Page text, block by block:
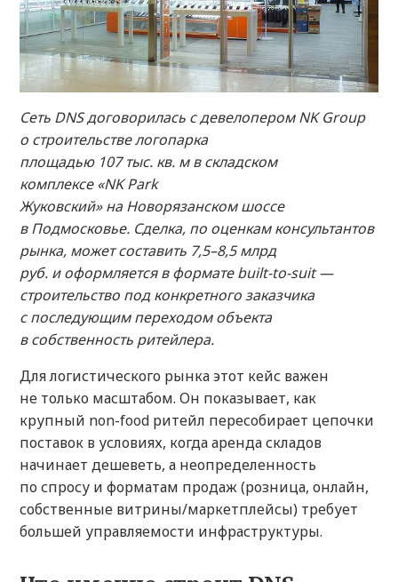
Сеть DNS договорилась с девелопером NK Group
о строительстве логопарка
площадью 107 тыс. кв. м в складском
комплексе «NK Park
Жуковский» на Новорязанском шоссе
в Подмосковье. Сделка, по оценкам консультантов
рынка, может составить 7,5–8,5 млрд
руб. и оформляется в формате built-to-suit —
строительство под конкретного заказчика
с последующим переходом объекта
в собственность ритейлера.
Для логистического рынка этот кейс важен
не только масштабом. Он показывает, как
крупный non-food ритейл пересобирает цепочки
поставок в условиях, когда аренда складов
начинает дешеветь, а неопределенность
по спросу и форматам продаж (розница, онлайн,
собственные витрины/маркетплейсы) требует
большей управляемости инфраструктуры.